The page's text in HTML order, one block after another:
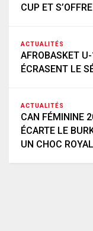
CUP ET
ACTUALITÉS
AFROBASKET
ÉCRASENT LE
ACTUALITÉS
CAN FÉMININE
ÉCARTE LE
UN CHOC